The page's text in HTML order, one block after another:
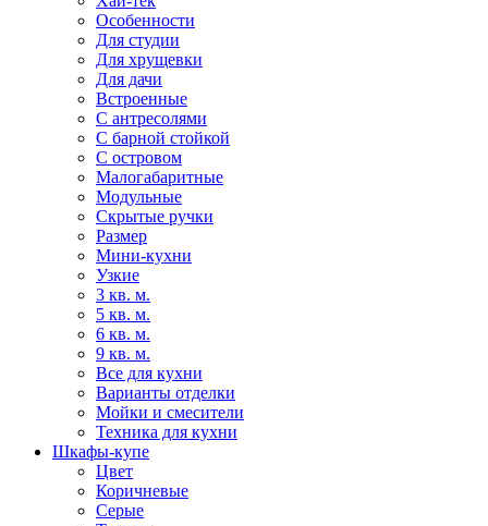
Особенности
Для студии
Для хрущевки
Для дачи
Встроенные
С антресолями
С барной стойкой
С островом
Малогабаритные
Модульные
Скрытые ручки
Размер
Мини-кухни
Узкие
3 кв. м.
5 кв. м.
6 кв. м.
9 кв. м.
Все для кухни
Варианты отделки
Мойки и смесители
Техника для кухни
Шкафы-купе
Цвет
Коричневые
Серые